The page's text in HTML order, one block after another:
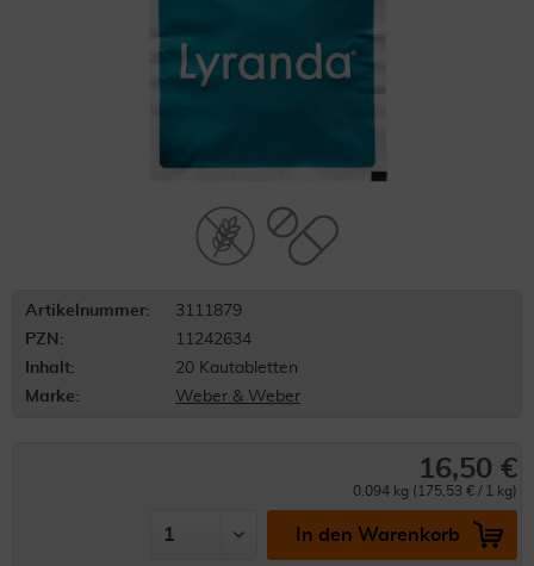
Artikelnummer:
3111879
PZN:
11242634
Inhalt:
20 Kautabletten
Marke:
Weber & Weber
16,50 €
0.094 kg (175,53 € / 1 kg)
In den Warenkorb